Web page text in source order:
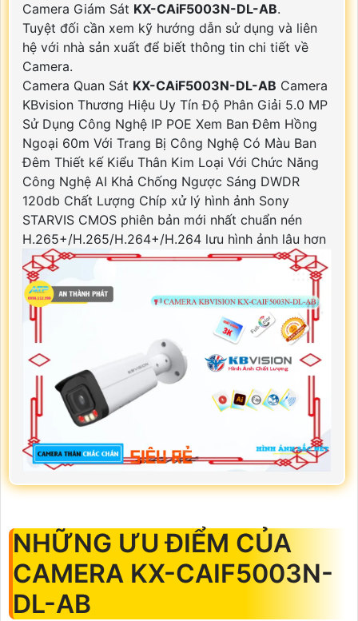
Camera Giám Sát KX-CAiF5003N-DL-AB.
Tuyệt đối cần xem kỹ hướng dẫn sử dụng và liên
hệ với nhà sản xuất để biết thông tin chi tiết về
Camera.
Camera Quan Sát KX-CAiF5003N-DL-AB Camera
KBvision Thương Hiệu Uy Tín Độ Phân Giải 5.0 MP
Sử Dụng Công Nghệ IP POE Xem Ban Đêm Hồng
Ngoại 60m Với Trang Bị Công Nghệ Có Màu Ban
Đêm Thiết kế Kiểu Thân Kim Loại Với Chức Năng
Công Nghệ AI Khả Chống Ngược Sáng DWDR
120db Chất Lượng Chíp xử lý hình ảnh Sony
STARVIS CMOS phiên bản mới nhất chuẩn nén
H.265+/H.265/H.264+/H.264 lưu hình ảnh lâu hơn
NHỮNG ƯU ĐIỂM CỦA
CAMERA KX-CAIF5003N-
DL-AB